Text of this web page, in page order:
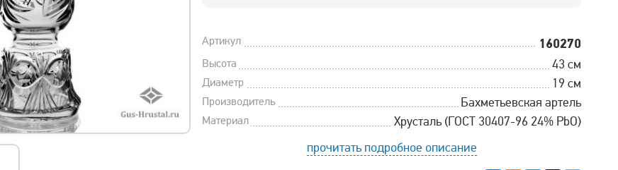
Артикул 160270
Высота 43 см
Диаметр 19 см
Производитель Бахметьевская артель
Материал
Хрусталь (ГОСТ 30407-96 24% PbO)
прочитать подробное описание